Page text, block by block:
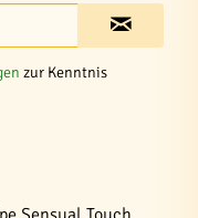
zur Kenntnis